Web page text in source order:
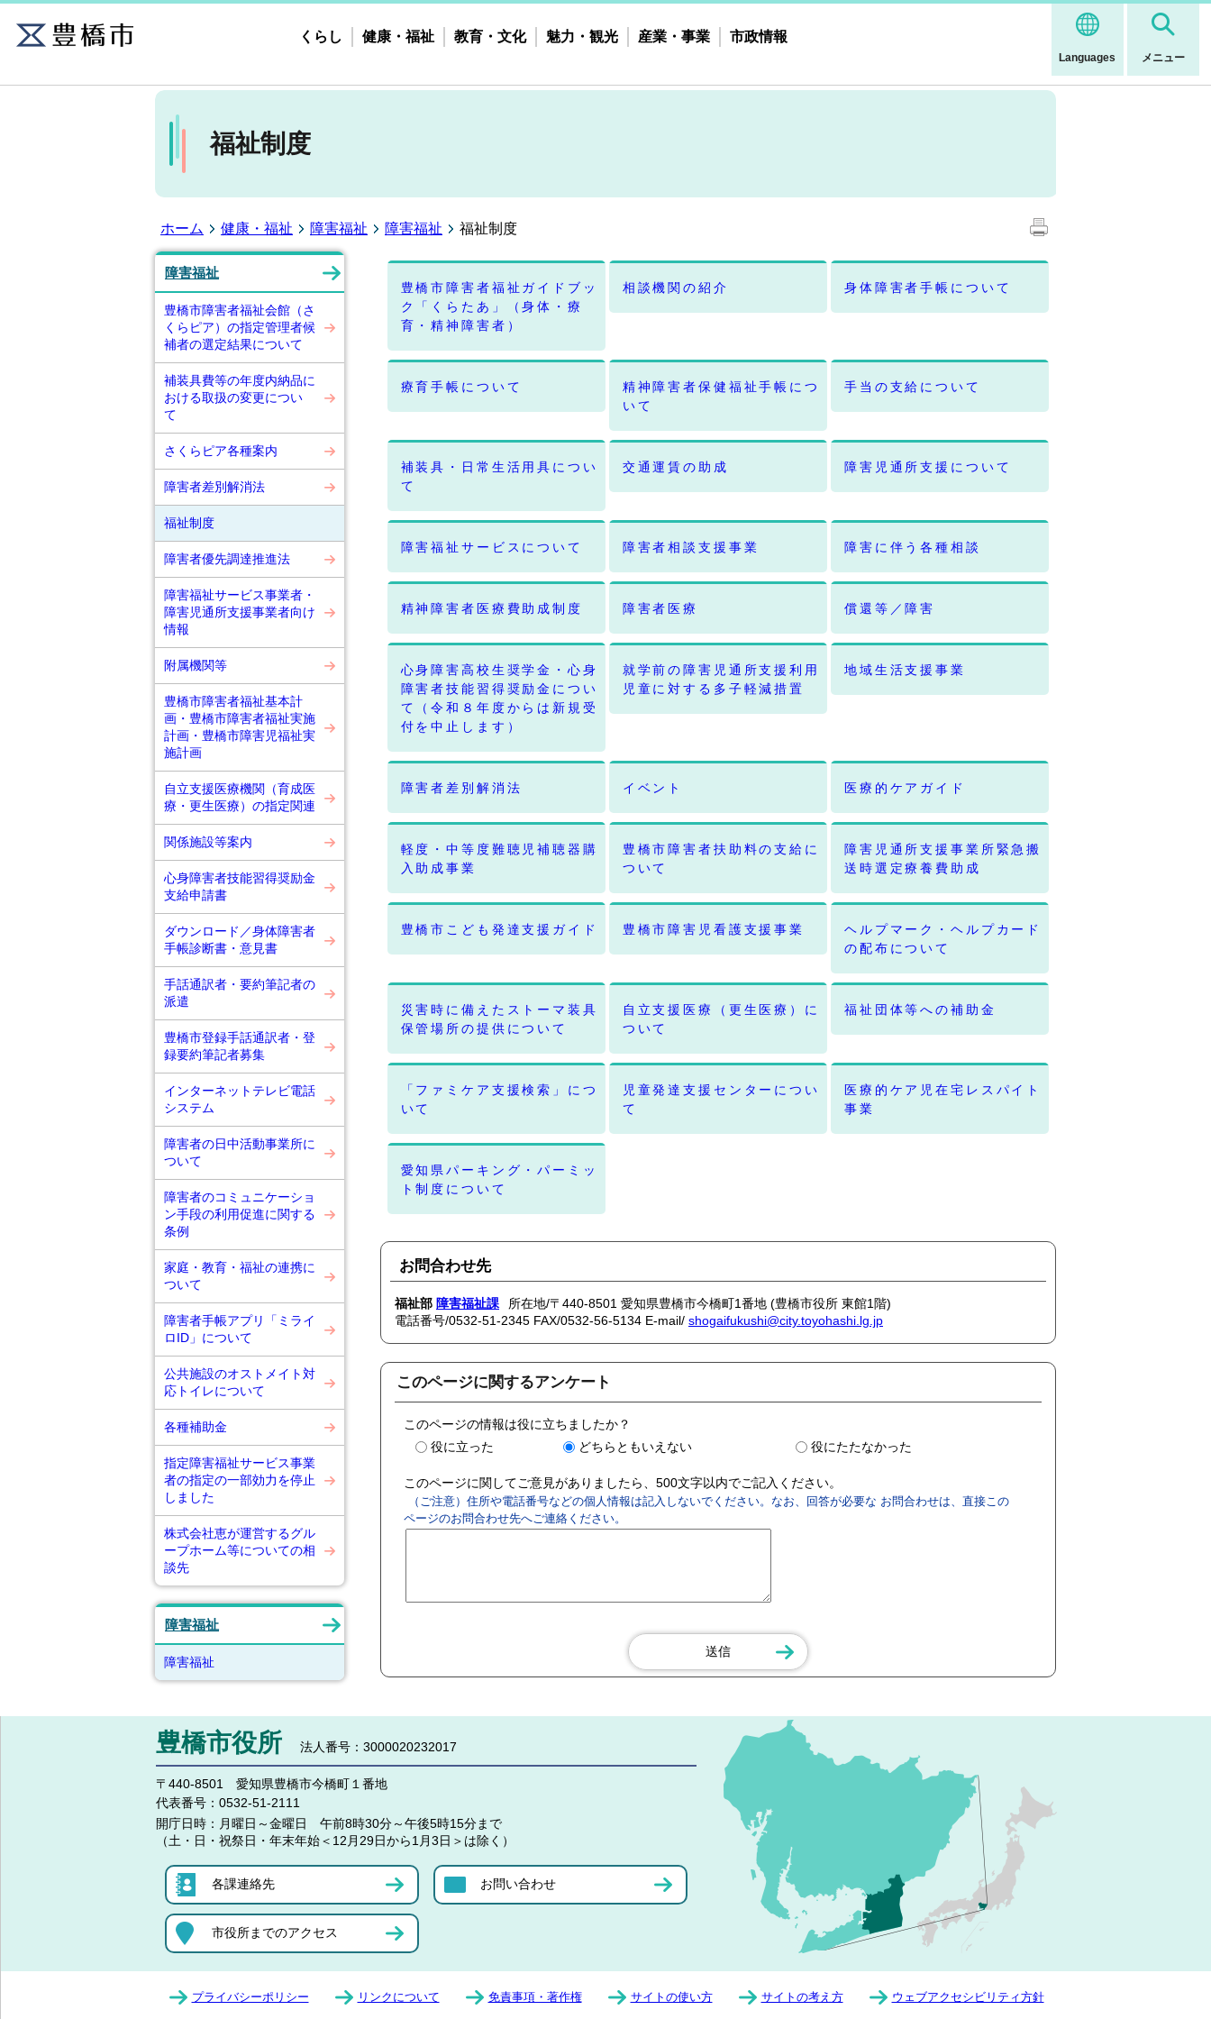
Languages メニュー
くらし 健康・福祉 教育・文化 魅力・観光 産業・事業 市政情報
福祉制度
ホーム 健康・福祉 障害福祉 障害福祉 福祉制度
障害福祉
豊橋市障害者福祉会館（さ
くらピア）の指定管理者候
補者の選定結果について
補装具費等の年度内納品に
おける取扱の変更につい
て
さくらピア各種案内
障害者差別解消法
福祉制度
障害者優先調達推進法
障害福祉サービス事業者・
障害児通所支援事業者向け
情報
附属機関等
豊橋市障害者福祉基本計
画・豊橋市障害者福祉実施
計画・豊橋市障害児福祉実
施計画
自立支援医療機関（育成医
療・更生医療）の指定関連
関係施設等案内
心身障害者技能習得奨励金
支給申請書
ダウンロード／身体障害者
手帳診断書・意見書
手話通訳者・要約筆記者の
派遣
豊橋市登録手話通訳者・登
録要約筆記者募集
インターネットテレビ電話
システム
障害者の日中活動事業所に
ついて
障害者のコミュニケーショ
ン手段の利用促進に関する
条例
家庭・教育・福祉の連携に
ついて
障害者手帳アプリ「ミライ
ロID」について
公共施設のオストメイト対
応トイレについて
各種補助金
指定障害福祉サービス事業
者の指定の一部効力を停止
しました
株式会社恵が運営するグル
ープホーム等についての相
談先
障害福祉
障害福祉
豊橋市障害者福祉ガイドブッ
ク「くらたあ」（身体・療
育・精神障害者）
相談機関の紹介 身体障害者手帳について
療育手帳について
精神障害者保健福祉手帳につ
いて
手当の支給について
補装具・日常生活用具につい
て
交通運賃の助成 障害児通所支援について
障害福祉サービスについて 障害者相談支援事業 障害に伴う各種相談
精神障害者医療費助成制度 障害者医療 償還等／障害
心身障害高校生奨学金・心身
障害者技能習得奨励金につい
て（令和８年度からは新規受
付を中止します）
就学前の障害児通所支援利用
児童に対する多子軽減措置
地域生活支援事業
障害者差別解消法 イベント 医療的ケアガイド
軽度・中等度難聴児補聴器購
入助成事業
豊橋市障害者扶助料の支給に
ついて
障害児通所支援事業所緊急搬
送時選定療養費助成
豊橋市こども発達支援ガイド 豊橋市障害児看護支援事業
ヘルプマーク・ヘルプカード
の配布について
災害時に備えたストーマ装具
保管場所の提供について
自立支援医療（更生医療）に
ついて
福祉団体等への補助金
「ファミケア支援検索」につ
いて
児童発達支援センターについ
て
医療的ケア児在宅レスパイト
事業
愛知県パーキング・パーミッ
ト制度について
お問合わせ先
福祉部 障害福祉課
所在地/〒440-8501 愛知県豊橋市今橋町1番地 (豊橋市役所 東館1階)
電話番号/0532-51-2345 FAX/0532-56-5134 E-mail/ shogaifukushi@city.toyohashi.lg.jp
このページに関するアンケート
このページの情報は役に立ちましたか？
役に立った
どちらともいえない 役にたたなかった
このページに関してご意見がありましたら、500文字以内でご記入ください。
（ご注意）住所や電話番号などの個人情報は記入しないでください。なお、回答が必要な お問合わせは、直接この
ページのお問合わせ先へご連絡ください。
豊橋市役所 法人番号：3000020232017
〒440-8501 愛知県豊橋市今橋町１番地
代表番号： 0532-51-2111
開庁日時： 月曜日～金曜日 午前8時30分～午後5時15分まで
（土・日・祝祭日・年末年始＜12月29日から1月3日＞は除く）
各課連絡先 お問い合わせ
市役所までのアクセス
プライバシーポリシー リンクについて 免責事項・著作権 サイトの使い方 サイトの考え方 ウェブアクセシビリティ方針